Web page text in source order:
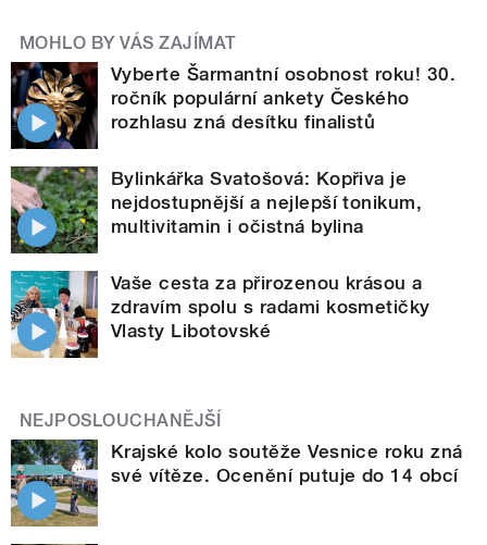
MOHLO BY VÁS ZAJÍMAT
Vyberte Šarmantní osobnost roku! 30.
ročník populární ankety Českého
rozhlasu zná desítku finalistů
Bylinkářka Svatošová: Kopřiva je
nejdostupnější a nejlepší tonikum,
multivitamin i očistná bylina
Vaše cesta za přirozenou krásou a
zdravím spolu s radami kosmetičky
Vlasty Libotovské
NEJPOSLOUCHANĚJŠÍ
Krajské kolo soutěže Vesnice roku zná
své vítěze. Ocenění putuje do 14 obcí